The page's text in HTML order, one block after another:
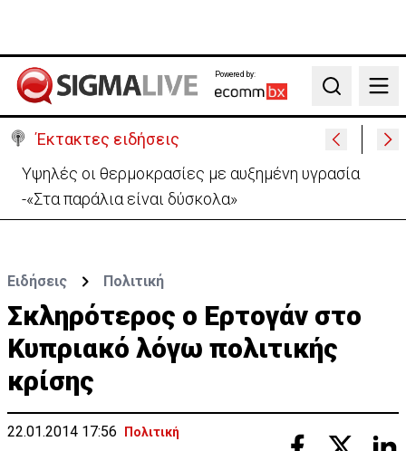
Powered by:
Search
Έκτακτες ειδήσεις
Απόπειρα φόνου σε μοναστήρι: 6ημερη κράτηση
στον μοναχό – Τι προηγήθηκε
Ειδήσεις Πολιτική
Σκληρότερος ο Ερτογάν στο
Κυπριακό λόγω πολιτικής
κρίσης
22.01.2014 17:56 Πολιτική